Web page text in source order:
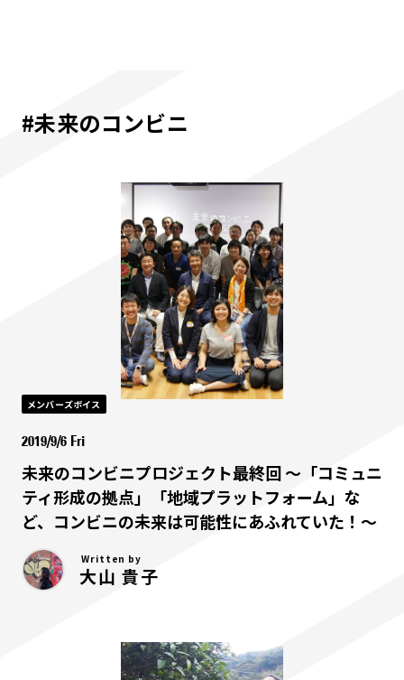
#未来のコンビニ
メンバーズボイス
2019/9/6 Fri
未来のコンビニプロジェクト最終回 ～「コミュニ
ティ形成の拠点」「地域プラットフォーム」な
ど、コンビニの未来は可能性にあふれていた！～
Written by
大山 貴子